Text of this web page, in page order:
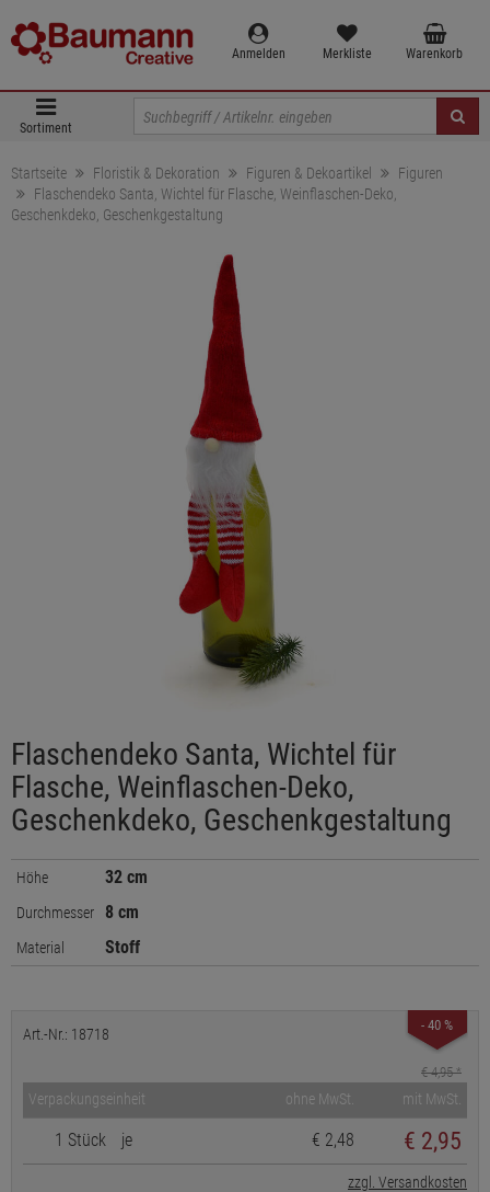
Anmelden Merkliste Warenkorb
Sortiment
Startseite Floristik & Dekoration Figuren & Dekoartikel
Figuren
Flaschendeko Santa, Wichtel für Flasche, Weinflaschen-Deko,
Geschenkdeko, Geschenkgestaltung
Flaschendeko Santa, Wichtel für
Flasche, Weinflaschen-Deko,
Geschenkdeko, Geschenkgestaltung
Höhe 32 cm
Durchmesser 8 cm
Material Stoff
- 40 %
Art.-Nr.: 18718
€ 4,95*
Verpackungseinheit ohne MwSt. mit MwSt.
1 Stück je € 2,48 € 2,95
zzgl. Versandkosten